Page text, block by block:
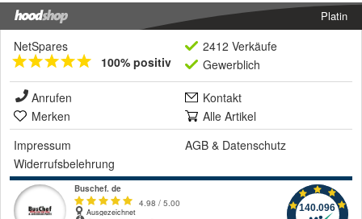
Platin
NetSpares
100% positiv
2412 Verkäufe
Gewerblich
Anrufen
Kontakt
Merken
Alle Artikel
Impressum
AGB & Datenschutz
Widerrufsbelehrung